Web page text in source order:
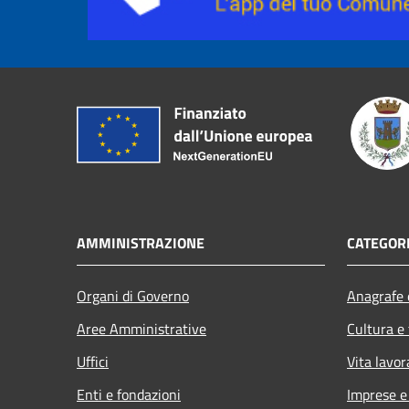
AMMINISTRAZIONE
Organi di Governo
Aree Amministrative
Uffici
Enti e fondazioni
Cultura
Vita
Imprese